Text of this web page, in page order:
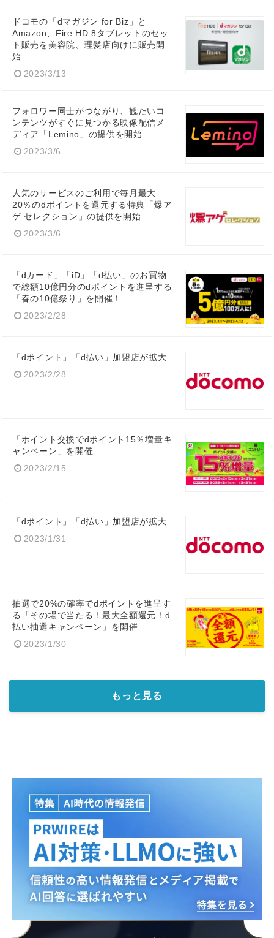
ドコモの「dマガジン for Biz」と
Amazon、Fire HD 8タブレットのセッ
ト販売を美容院、理髪店向けに販売開
始
2023/3/13
フォロワー同士がつながり、観たいコ
ンテンツがすぐに見つかる映像配信メ
ディア「Lemino」の提供を開始
2023/3/6
人気のサービスのご利用で毎月最大
20％のdポイントを還元する特典「爆ア
ゲ セレクション」の提供を開始
2023/3/6
「dカード」「iD」「d払い」のお買物
で総額10億円分のdポイントを進呈する
「春の10億祭り」を開催！
2023/2/28
「dポイント」「d払い」加盟店が拡大
2023/2/28
「ポイント交換でdポイント15％増量キ
ャンペーン」を開催
2023/2/15
「dポイント」「d払い」加盟店が拡大
2023/1/31
抽選で20%の確率でdポイントを進呈す
る「その場で当たる！最大全額還元！d
払い抽選キャンペーン」を開催
2023/1/30
もっと見る